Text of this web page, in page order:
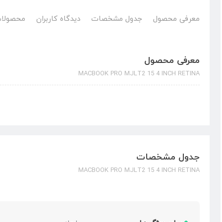
معرفی محصول جدول مشخصات دیدگاه کاربران
معرفی محصول
MACBOOK PRO MJLT2 15 4 INCH RETINA
جدول مشخصات
MACBOOK PRO MJLT2 15 4 INCH RETINA